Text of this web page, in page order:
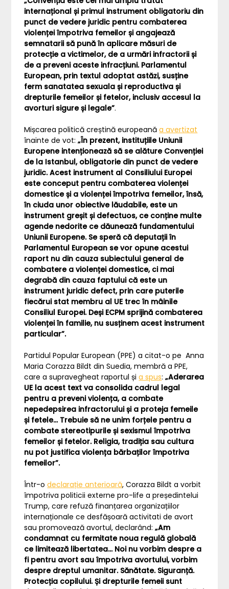
internațional și primul instrument obligatoriu din
punct de vedere juridic pentru combaterea
violenței împotriva femeilor și angajează
semnatarii să pună în aplicare măsuri de
protecție a victimelor, de a urmări infractorii și
de a preveni aceste infracțiuni. Parlamentul
European, prin textul adoptat astăzi, susține
ferm sanatatea sexuala și reproductiva și
drepturile femeilor și fetelor, inclusiv accesul la
avorturi sigure și legale”.
Mișcarea politică creștină europeanăa avertizat
înainte de vot:„În prezent, instituțiile Uniunii
Europene intenționează să se alăture Convenției
de la Istanbul, obligatorie din punct de vedere
juridic. Acest instrument al Consiliului Europei
este conceput pentru combaterea violenței
domestice și a violenței împotriva femeilor, însă,
în ciuda unor obiective lăudabile, este un
instrument greșit și defectuos, ce conține multe
agende nedorite ce dăunează fundamentului
Uniunii Europene. Se speră că deputații în
Parlamentul European se vor opune acestui
raport nu din cauza subiectului general de
combatere a violenței domestice, ci mai
degrabă din cauza faptului că este un
instrument juridic defect, prin care puterile
fiecărui stat membru al UE trec în mâinile
Consiliul Europei. Deși ECPM sprijină combaterea
violenței în familie, nu susținem acest instrument
particular”.
Partidul Popular European (PPE) a citat-o pe Anna
Maria Corazza Bildt din Suedia, membră a PPE,
care a supravegheat raportul șia spus:„Aderarea
UE la acest text va consolida cadrul legal
pentru a preveni violența, a combate
nepedepsirea infractorului și a proteja femeile
și fetele… Trebuie să ne unim forțele pentru a
combate stereotipurile și sexismul împotriva
femeilor și fetelor. Religia, tradiția sau cultura
nu pot justifica violența bărbaților împotriva
femeilor”.
Într-odeclarație anterioară, Corazza Bildt a vorbit
împotriva politicii externe pro-life a președintelui
Trump, care refuză finanțarea organizațiilor
internaționale ce desfășoară activitati de avort
sau promovează avortul, declarând:„Am
condamnat cu fermitate noua regulă globală
ce limitează libertatea… Noi nu vorbim despre a
fi pentru avort sau împotriva avortului, vorbim
despre dreptul umanitar. Sănătate. Siguranță.
Protecția copilului. Și drepturile femeii sunt